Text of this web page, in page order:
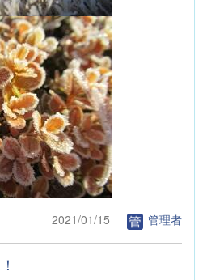
2021/01/15 管理者